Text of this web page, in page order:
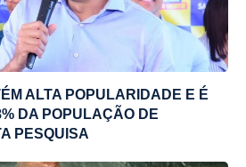
ALTA POPULARIDADE E É
DA POPULAÇÃO DE
PESQUISA